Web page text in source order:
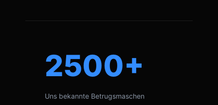
2500+
Uns bekannte Betrugsmaschen